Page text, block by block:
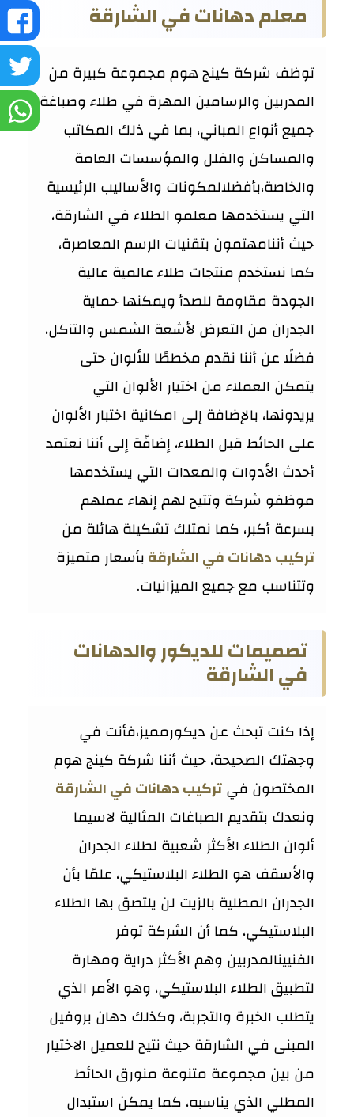
معلم دهانات في الشارقة
توظف شركة كينج هوم مجموعة كبيرة من
المدربين والرسامين المهرة في طلاء وصباغة
جميع أنواع المباني، بما في ذلك المكاتب
والمساكن والفلل والمؤسسات العامة
والخاصة،بأفضلالمكونات والأساليب الرئيسية
التي يستخدمها معلمو الطلاء في الشارقة،
حيث أننامهتمون بتقنيات الرسم المعاصرة،
كما نستخدم منتجات طلاء عالمية عالية
الجودة مقاومة للصدأ ويمكنها حماية
الجدران من التعرض لأشعة الشمس والتآكل،
فضلًا عن أننا نقدم مخططًا للألوان حتى
يتمكن العملاء من اختيار الألوان التي
يريدونها، بالإضافة إلى امكانية اختبار الألوان
على الحائط قبل الطلاء، إضافًة إلى أننا نعتمد
أحدث الأدوات والمعدات التي يستخدمها
موظفو شركة وتتيح لهم إنهاء عملهم
بسرعة أكبر، كما نمتلك تشكيلة هائلة من
تركيب دهانات في الشارقةبأسعار متميزة
وتتناسب مع جميع الميزانيات.
تصميمات للديكور والدهانات
في الشارقة
إذا كنت تبحث عن ديكورمميز،فأنت في
وجهتك الصحيحة، حيث أننا شركة كينج هوم
المختصون فيتركيب دهانات في الشارقة
ونعدك بتقديم الصباغات المثالية لاسيما
ألوان الطلاء الأكثر شعبية لطلاء الجدران
والأسقف هو الطلاء البلاستيكي، علمًا بأن
الجدران المطلية بالزيت لن يلتصق بها الطلاء
البلاستيكي، كما أن الشركة توفر
الفنيينالمدربين وهم الأكثر دراية ومهارة
لتطبيق الطلاء البلاستيكي، وهو الأمر الذي
يتطلب الخبرة والتجربة، وكذلك دهان بروفيل
المبنى في الشارقة حيث نتيح للعميل الاختيار
من بين مجموعة متنوعة منورق الحائط
المطلي الذي يناسبه، كما يمكن استبدال